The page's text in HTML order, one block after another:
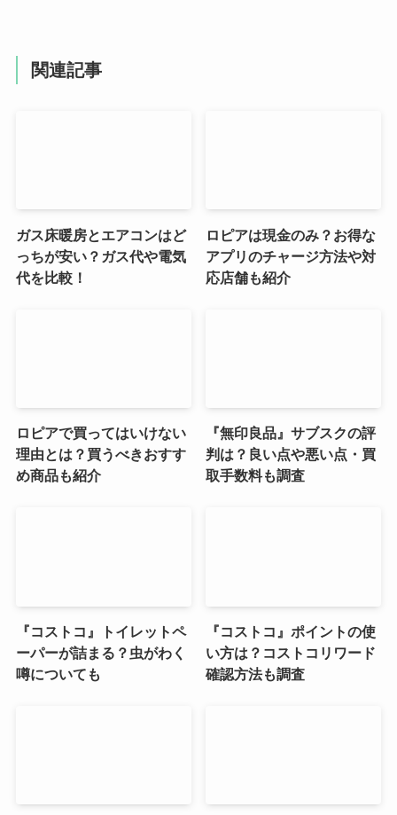
関連記事
ガス床暖房とエアコンはど
っちが安い？ガス代や電気
代を比較！
ロピアは現金のみ？お得な
アプリのチャージ方法や対
応店舗も紹介
ロピアで買ってはいけない
理由とは？買うべきおすす
め商品も紹介
『無印良品』サブスクの評
判は？良い点や悪い点・買
取手数料も調査
『コストコ』トイレットペ
ーパーが詰まる？虫がわく
噂についても
『コストコ』ポイントの使
い方は？コストコリワード
確認方法も調査